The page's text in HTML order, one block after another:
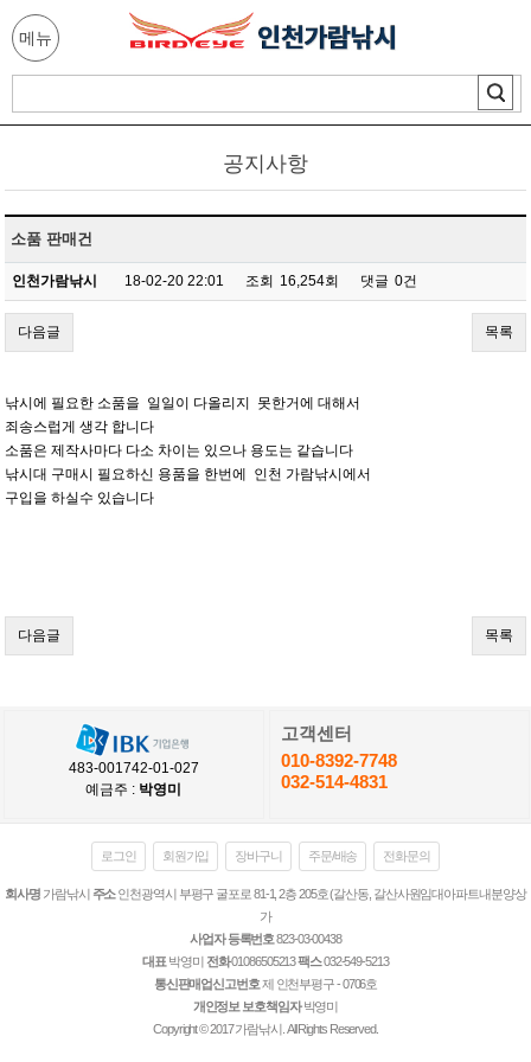
메뉴
공지사항
소품 판매건
인천가람낚시 18-02-20 22:01 조회 16,254회 댓글 0건
다음글 목록
낚시에 필요한 소품을 일일이 다올리지 못한거에 대해서
죄송스럽게 생각 합니다
소품은 제작사마다 다소 차이는 있으나 용도는 같습니다
낚시대 구매시 필요하신 용품을 한번에 인천 가람낚시에서
구입을 하실수 있습니다
다음글 목록
483-001742-01-027
예금주 : 박영미
고객센터
010-8392-7748
032-514-4831
로그인 회원가입 장바구니 주문/배송 전화문의
회사명 가람낚시 주소인천광역시 부평구 굴포로 81-1, 2층 205호 (갈산동, 갈산사원임대아파트내분양상
가
사업자 등록번호823-03-00438
대표 박영미 전화01086505213팩스032-549-5213
통신판매업신고번호제 인천부평구 - 0706호
개인정보 보호책임자박영미
Copyright © 2017 가람낚시. All Rights Reserved.